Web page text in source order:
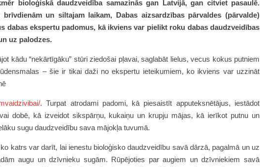
bioloģiskā daudzveidība samazinās gan Latvijā, gan citviet pasaulē.
un siltajam laikam, Dabas aizsardzības pārvaldes (pārvalde)
dabas ekspertu padomus, kā ikviens var pielikt roku dabas daudzveidības
uz palodzes.
kādu “nekārtīgāku” stūri ziedošai pļavai, saglabāt lielus, vecus kokus putniem
– šie ir tikai daži no ekspertu ieteikumiem, ko ikviens var uzzināt
. Turpat atrodami padomi, kā piesaistīt apputeksnētājus, iestādot
dobē, kā izveidot sikspārņu, kukaiņu un krupju mājas, kā ierīkot putnu un
sugu daudzveidību sava mājokļa tuvumā.
katrs var darīt, lai ienestu bioloģisko daudzveidību savā dārzā, pagalmā un uz
augu un dzīvnieku sugām. Rūpējoties par augiem un dzīvniekiem savā